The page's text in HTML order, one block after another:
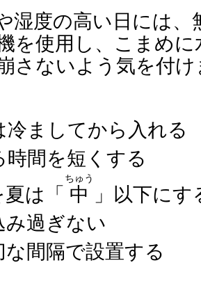
湿度の高い日には
を使用し、こまめ
さないよう気を付
冷ましてから入れる
時間を短くする
は「 中
ちゅう
」以下にす
み過ぎない
間隔で設置する